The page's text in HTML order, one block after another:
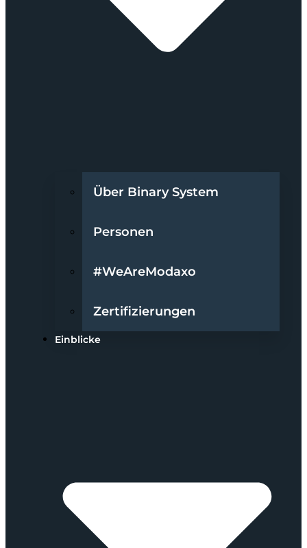
Über Binary System
Personen
#WeAreModaxo
Zertifizierungen
Einblicke